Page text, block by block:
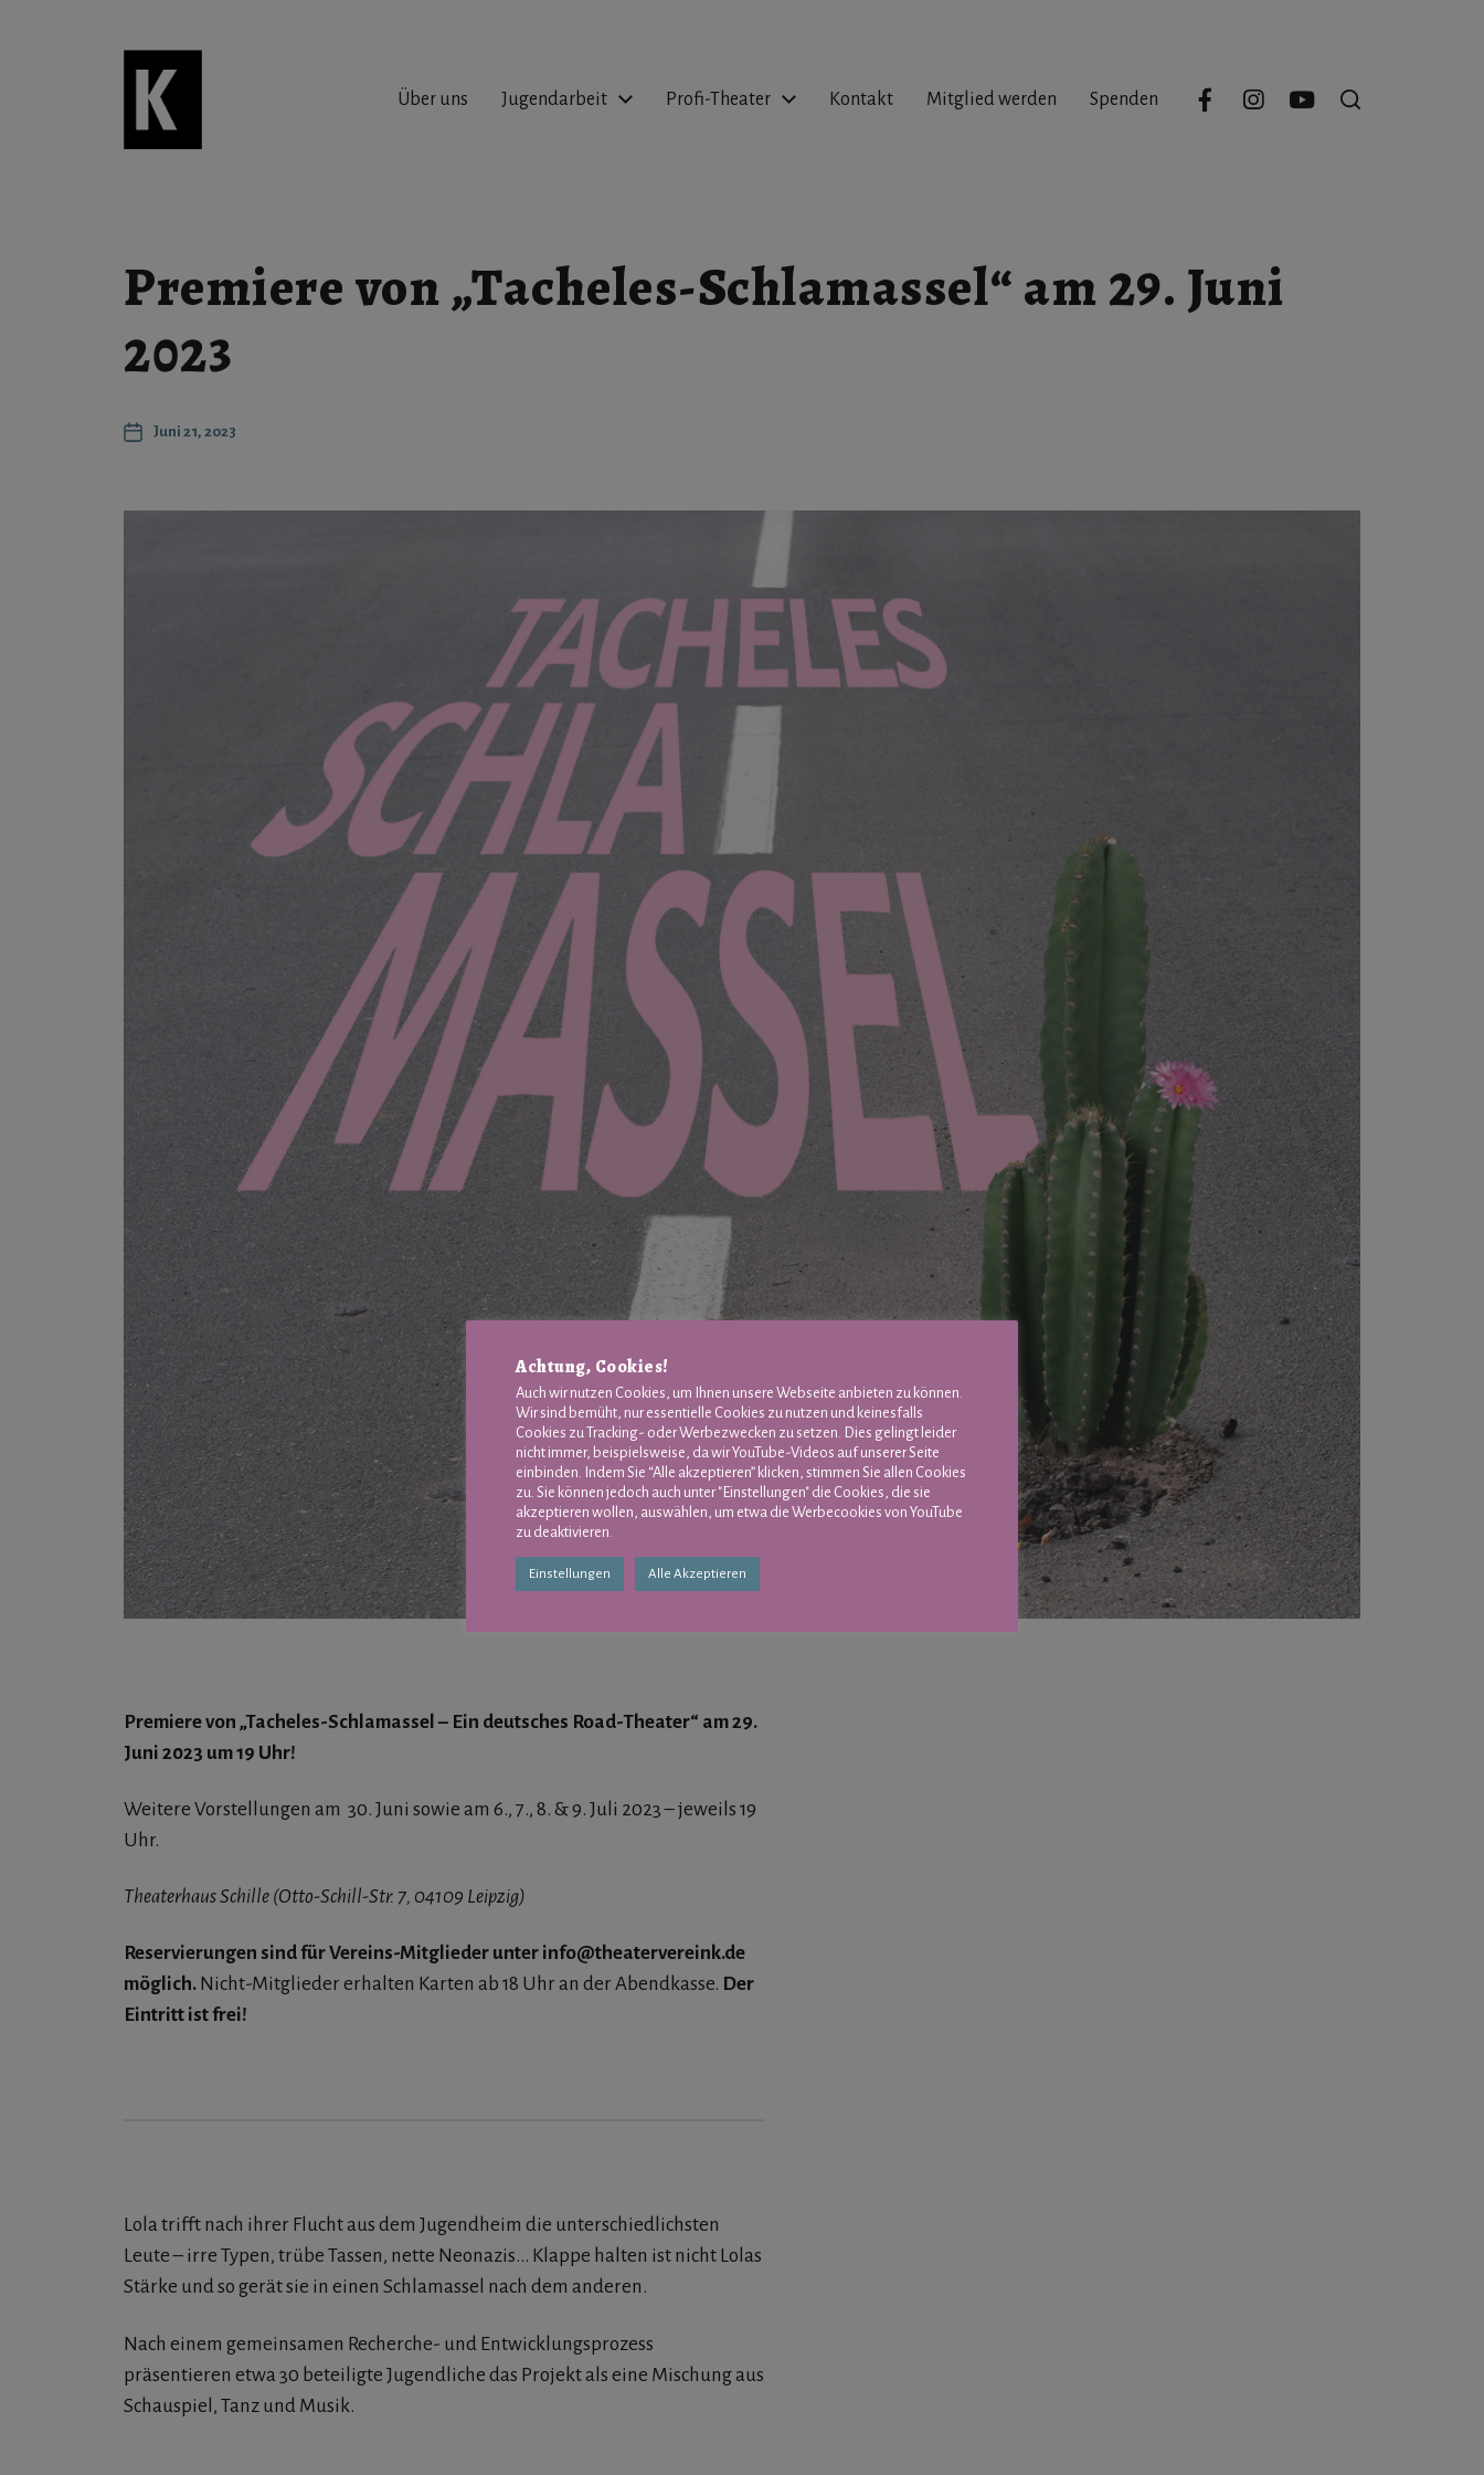
Über uns Jugendarbeit Profi-Theater Kontakt Mitglied werden Spenden
Premiere von „Tacheles-Schlamassel“ am 29. Juni
2023
Juni 21, 2023
Premiere von „Tacheles-Schlamassel – Ein deutsches Road-Theater“ am 29.
Juni 2023 um 19 Uhr!
Weitere Vorstellungen am 30. Juni sowie am 6., 7., 8. & 9. Juli 2023 – jeweils 19
Uhr.
Theaterhaus Schille (Otto-Schill-Str. 7, 04109 Leipzig)
Reservierungen sind für Vereins-Mitglieder unter info@theatervereink.de
möglich. Nicht-Mitglieder erhalten Karten ab 18 Uhr an der Abendkasse. Der
Eintritt ist frei!
Lola trifft nach ihrer Flucht aus dem Jugendheim die unterschiedlichsten
Leute – irre Typen, trübe Tassen, nette Neonazis… Klappe halten ist nicht Lolas
Stärke und so gerät sie in einen Schlamassel nach dem anderen.
Nach einem gemeinsamen Recherche- und Entwicklungsprozess
präsentieren etwa 30 beteiligte Jugendliche das Projekt als eine Mischung aus
Schauspiel, Tanz und Musik.
Achtung, Cookies!
Auch wir nutzen Cookies, um Ihnen unsere Webseite anbieten zu können.
Wir sind bemüht, nur essentielle Cookies zu nutzen und keinesfalls
Cookies zu Tracking- oder Werbezwecken zu setzen. Dies gelingt leider
nicht immer, beispielsweise, da wir YouTube-Videos auf unserer Seite
einbinden. Indem Sie “Alle akzeptieren” klicken, stimmen Sie allen Cookies
zu. Sie können jedoch auch unter "Einstellungen" die Cookies, die sie
akzeptieren wollen, auswählen, um etwa die Werbecookies von YouTube
zu deaktivieren.
Einstellungen Alle Akzeptieren